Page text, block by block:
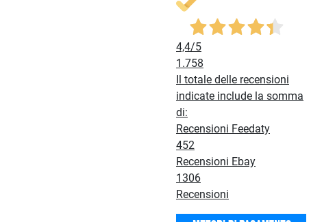
4,4/5
1.758
Il totale delle recensioni
indicate include la somma
di:
Recensioni Feedaty
452
Recensioni Ebay
1306
Recensioni